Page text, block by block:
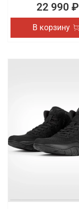
22 990 ₽
В корзину